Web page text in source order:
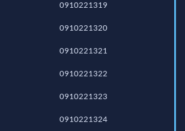
0910221319
0910221320
0910221321
0910221322
0910221323
0910221324